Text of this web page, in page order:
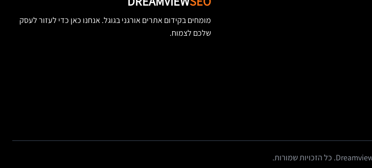
מומחים בקידום אתרים אורגני בגוגל. אנחנו כאן כדי לעזור לעסק
שלכם לצמוח.